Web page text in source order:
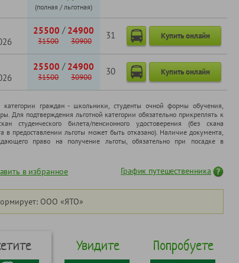
(полная / льготная)
25500 / 24900
31500 30900
31 Купить онлайн
25500 / 24900
31500 30900
30 Купить онлайн
категории граждан - школьники, cтуденты очной формы обучения,
Для подтверждения льготной категории обязательно прикреплять к
студенческого билета/пенсионного удостоверения (без скана
в предоставлении льготы может быть отказано). Наличие документа,
право на получение льготы, обязательно при посадке в
в избранное График путешественника
ООО «ЯТО»
Увидите Попробуете